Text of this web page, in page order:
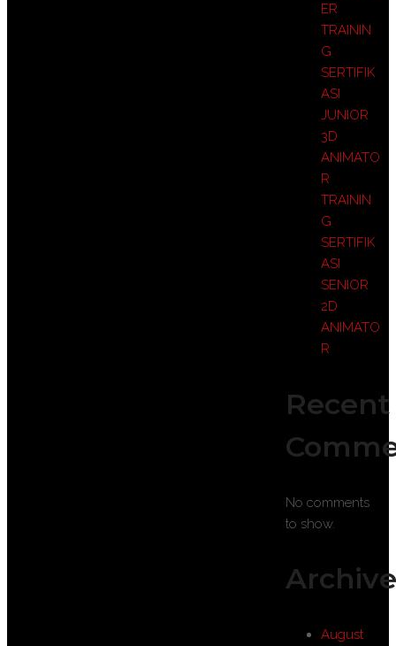
ER
TRAININ
G
SERTIFIK
ASI
JUNIOR
3D
ANIMATO
R
TRAININ
G
SERTIFIK
ASI
SENIOR
2D
ANIMATO
R
Recent
No comments
to show.
August